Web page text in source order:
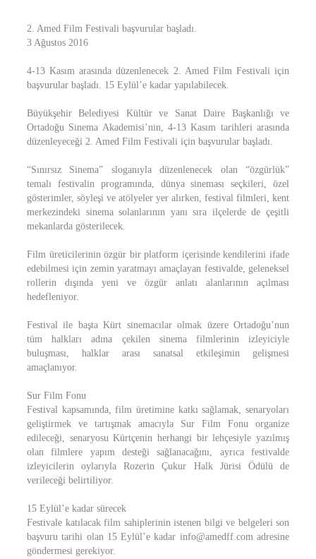
2. Amed Film Festivali başvurular başladı.
3 Ağustos 2016
4-13 Kasım arasında düzenlenecek 2. Amed Film Festivali için
başvurular başladı. 15 Eylül’e kadar yapılabilecek.
Büyükşehir Belediyesi Kültür ve Sanat Daire Başkanlığı ve
Ortadoğu Sinema Akademisi’nin, 4-13 Kasım tarihleri arasında
düzenleyeceği 2. Amed Film Festivali için başvurular başladı.
“Sınırsız Sinema” sloganıyla düzenlenecek olan “özgürlük”
temalı festivalin programında, dünya sineması seçkileri, özel
gösterimler, söyleşi ve atölyeler yer alırken, festival filmleri, kent
merkezindeki sinema solanlarının yanı sıra ilçelerde de çeşitli
mekanlarda gösterilecek.
Film üreticilerinin özgür bir platform içerisinde kendilerini ifade
edebilmesi için zemin yaratmayı amaçlayan festivalde, geleneksel
rollerin dışında yeni ve özgür anlatı alanlarının açılması
hedefleniyor.
Festival ile başta Kürt sinemacılar olmak üzere Ortadoğu’nun
tüm halkları adına çekilen sinema filmlerinin izleyiciyle
buluşması, halklar arası sanatsal etkileşimin gelişmesi
amaçlanıyor.
Sur Film Fonu
Festival kapsamında, film üretimine katkı sağlamak, senaryoları
geliştirmek ve tartışmak amacıyla Sur Film Fonu organize
edileceği, senaryosu Kürtçenin herhangi bir lehçesiyle yazılmış
olan filmlere yapım desteği sağlanacağını, ayrıca festivalde
izleyicilerin oylarıyla Rozerin Çukur Halk Jürisi Ödülü de
verileceği belirtiliyor.
15 Eylül’e kadar sürecek
Festivale katılacak film sahiplerinin istenen bilgi ve belgeleri son
başvuru tarihi olan 15 Eylül’e kadar info@amedff.com adresine
göndermesi gerekiyor.